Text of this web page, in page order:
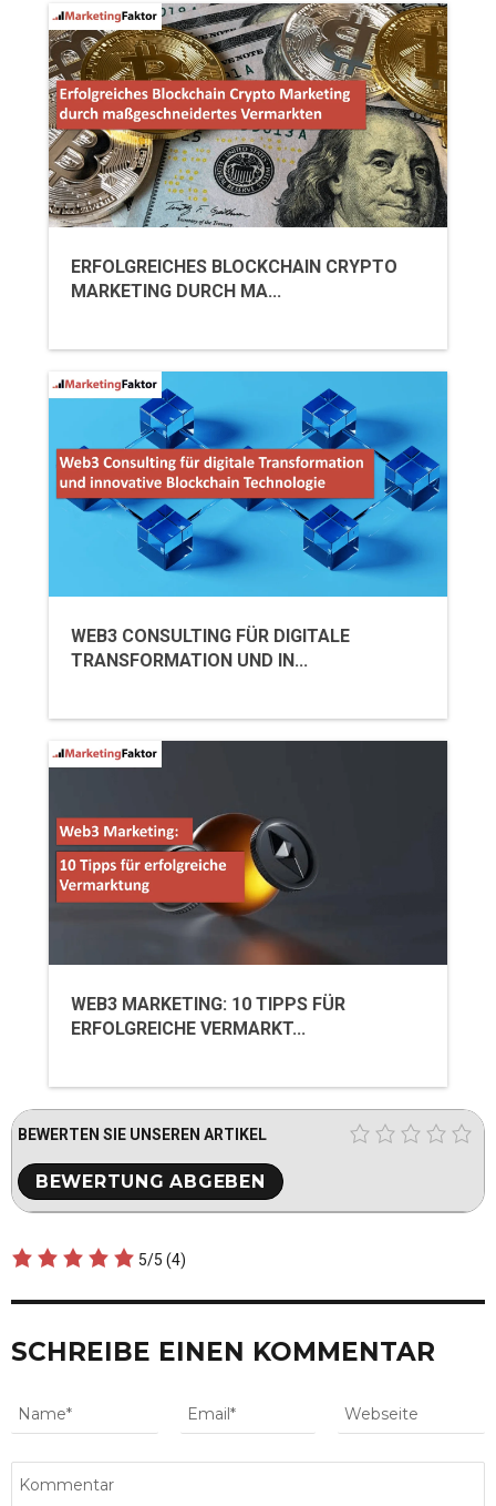
ERFOLGREICHES BLOCKCHAIN CRYPTO
MARKETING DURCH MA...
WEB3 CONSULTING FÜR DIGITALE
TRANSFORMATION UND IN...
WEB3 MARKETING: 10 TIPPS FÜR
ERFOLGREICHE VERMARKT...
BEWERTEN SIE UNSEREN ARTIKEL
5/5 (4)
SCHREIBE EINEN KOMMENTAR